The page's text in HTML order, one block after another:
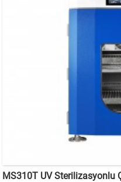
MS310T UV Sterilizasyonlu